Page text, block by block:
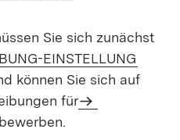
Sie sich zunächst
EINSTELLUNG
können Sie sich auf
für
(Öffnet in neuem Fenster)
bewerben.